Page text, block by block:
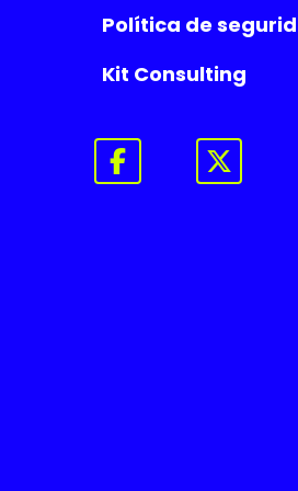
Política de
Kit Consulting